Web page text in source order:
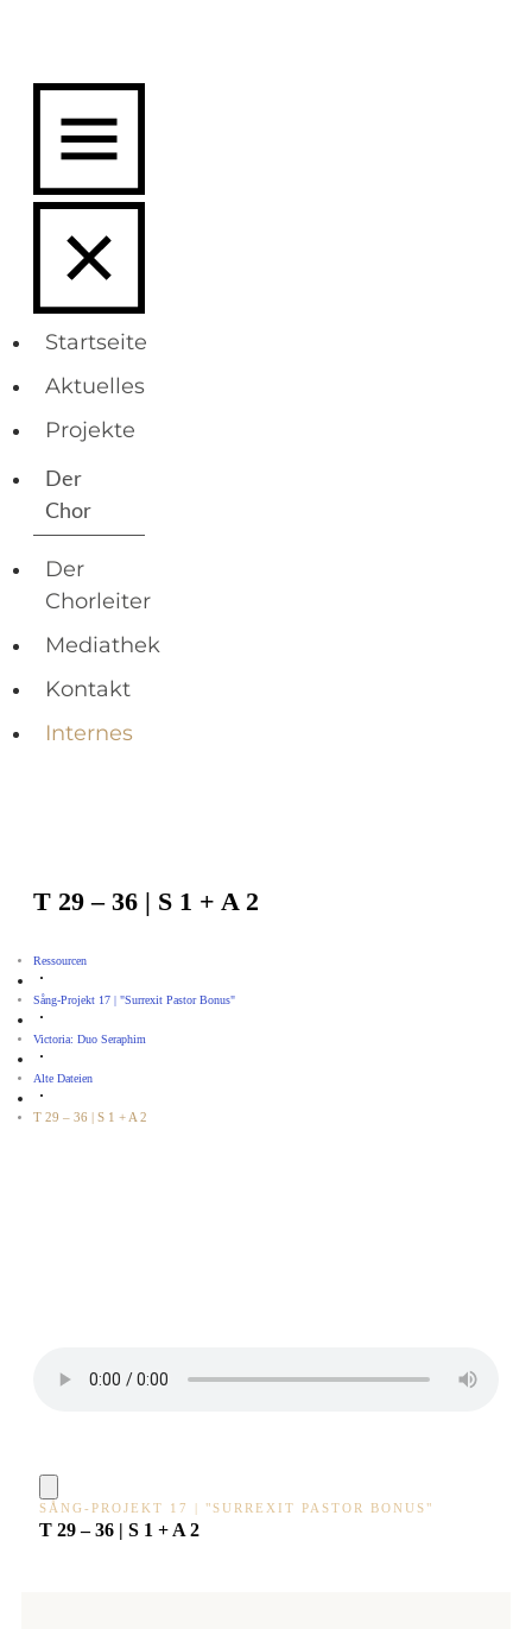
Startseite
Aktuelles
Projekte
Der
Chor
Der
Chorleiter
Mediathek
Kontakt
Internes
T 29 – 36 | S 1 + A 2
Ressourcen
Sång-Projekt 17 | "Surrexit Pastor Bonus"
Victoria: Duo Seraphim
Alte Dateien
T 29 – 36 | S 1 + A 2
SÅNG-PROJEKT 17 | "SURREXIT PASTOR BONUS"
T 29 – 36 | S 1 + A 2